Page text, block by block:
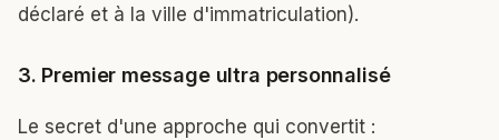
déclaré et à la ville d'immatriculation).
3. Premier message ultra personnalisé
Le secret d'une approche qui convertit :